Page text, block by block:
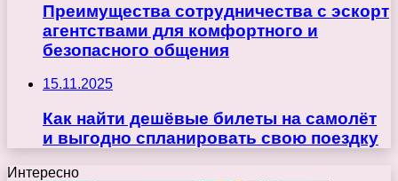
Преимущества сотрудничества с эскорт
агентствами для комфортного и
безопасного общения
15.11.2025
Как найти дешёвые билеты на самолёт
и выгодно спланировать свою поездку
Интересно